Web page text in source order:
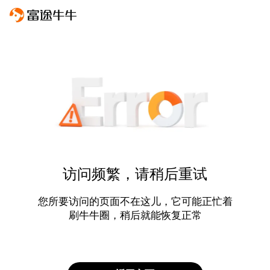
访问频繁，请稍后重试
您所要访问的页面不在这儿，它可能正忙着
刷牛牛圈，稍后就能恢复正常